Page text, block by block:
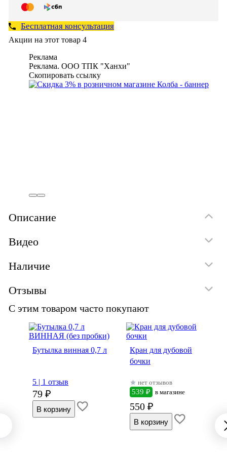
Бесплатная консультация
Акции на этот товар 4
Реклама
Реклама. ООО ТПК "Ханхи"
Скопировать ссылку
Описание
Видео
Наличие
Отзывы
С этим товаром часто покупают
Бутылка винная 0,7 л
5 | 1 отзыв
79 ₽
Кран для дубовой
бочки
нет отзывов
539 ₽ в магазине
550 ₽